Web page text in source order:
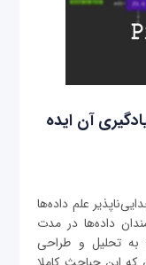
آن ایده
علم داده‌ها
داده‌ها در مدت
به تحلیل و طراحی